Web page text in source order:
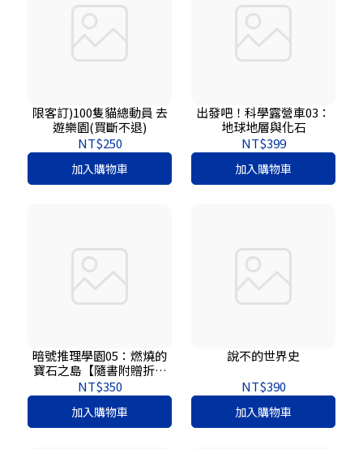
限客訂)100隻貓總動員 去
遊樂園(買斷不退)
NT$250
加入購物車
出發吧！科學露營車03：
地球地層與化石
NT$399
加入購物車
暗號推理學園05：燃燒的
寶石之島【隨書附贈折疊
暗號卡】
NT$350
加入購物車
說不的世界史
NT$390
加入購物車